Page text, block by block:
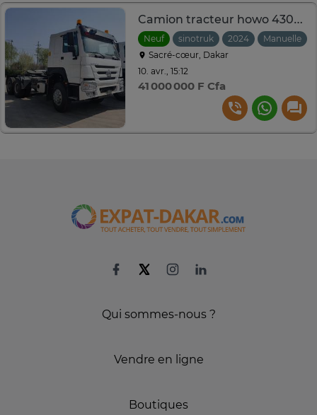
Camion tracteur howo 430hp
Neuf sinotruk 2024
Manuelle
Sacré-cœur, Dakar
10. avr., 15:12
41 000 000 F Cfa
Qui sommes-nous ?
Vendre en ligne
Boutiques